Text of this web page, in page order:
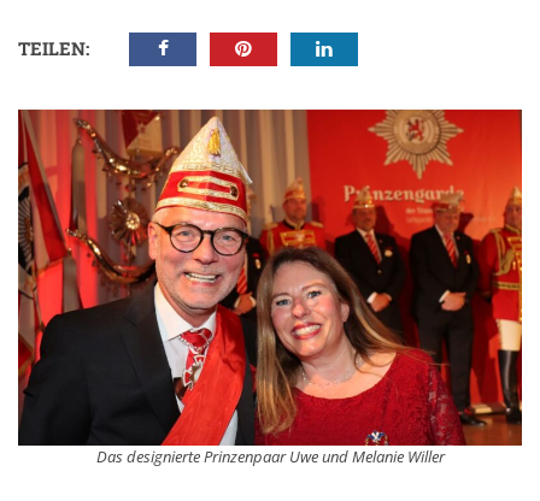
TEILEN:
Das designierte Prinzenpaar Uwe und Melanie Willer